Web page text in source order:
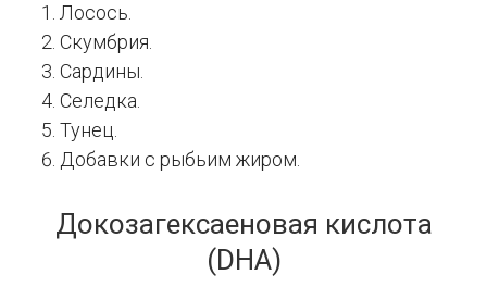
Лосось.
Скумбрия.
Сардины.
Селедка.
Тунец.
Добавки с рыбьим жиром.
Докозагексаеновая кислота
(DHA)